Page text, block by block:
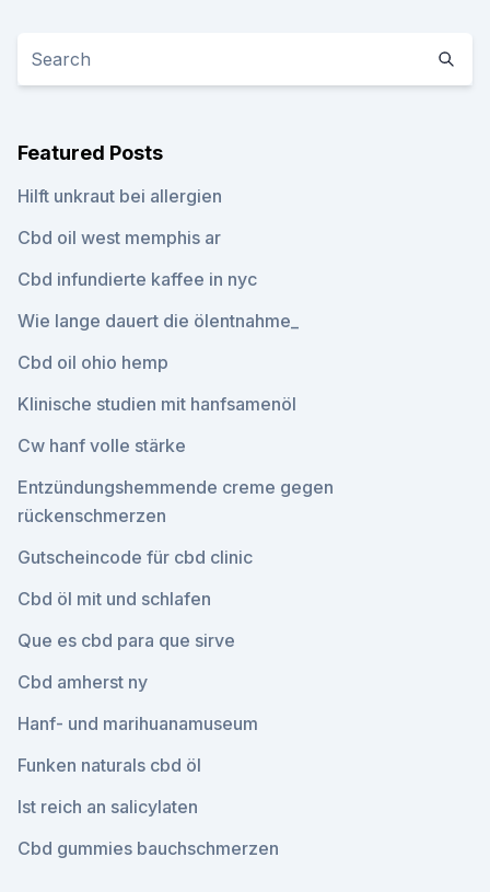
Featured Posts
Hilft unkraut bei allergien
Cbd oil west memphis ar
Cbd infundierte kaffee in nyc
Wie lange dauert die ölentnahme_
Cbd oil ohio hemp
Klinische studien mit hanfsamenöl
Cw hanf volle stärke
Entzündungshemmende creme gegen
rückenschmerzen
Gutscheincode für cbd clinic
Cbd öl mit und schlafen
Que es cbd para que sirve
Cbd amherst ny
Hanf- und marihuanamuseum
Funken naturals cbd öl
Ist reich an salicylaten
Cbd gummies bauchschmerzen